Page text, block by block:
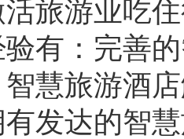
旅游业吃
有：完善
慧旅游酒
发达的智